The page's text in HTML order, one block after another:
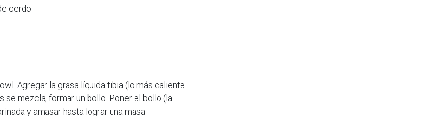
cerdo
Agregar la grasa líquida tibia (lo más caliente
se mezcla, formar un bollo. Poner el bollo (la
y amasar hasta lograr una masa